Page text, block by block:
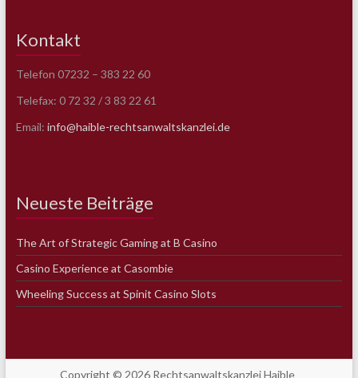
Kontakt
Telefon 07232 – 383 22 60
Telefax: 0 72 32 / 3 83 22 61
Email: info@haible-rechtsanwaltskanzlei.de
Neueste Beiträge
The Art of Strategic Gaming at B Casino
Casino Experience at Casombie
Wheeling Success at Spinit Casino Slots
Copyright © 2026 Rechtsanwaltskanzlei Haible